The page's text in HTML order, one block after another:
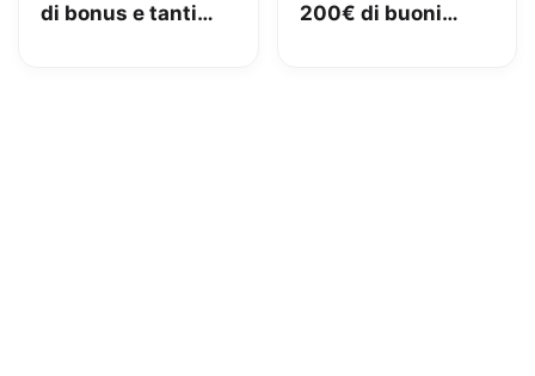
di bonus e tanti
200€ di buoni